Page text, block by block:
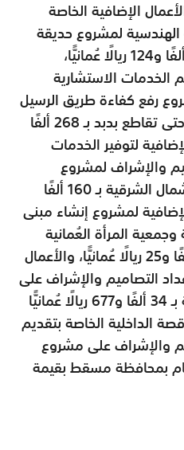
الإضافية الخاصة
الهندسية لمشروع حديقة
النباتات بقيمة مليون و627 ألفًا و124 ريالًا عُمانيًّا،
الخدمات الاستشارية
رفع كفاءة طريق الرسيل
- نزوى من دوار برج الصحوة حتى تقاطع بدبد بـ 268 ألفًا
الإضافية لتوفير الخدمات
والإشراف لمشروع
مستشفى النماء بمحافظة شمال الشرقية بـ 160 ألفًا
الإضافية لمشروع إنشاء مبنى
المرأة العُمانية
بولاية المزيونة بقيمة 157 ألفًا و25 ريالًا عُمانيًّا، والأعمال
التصاميم والإشراف على
تنفيذ سدود التغذية الجوفية بـ 34 ألفًا و677 ريالًا عُمانيًّا
الداخلية الخاصة بتقديم
والإشراف على مشروع
بمحافظة مسقط بقيمة